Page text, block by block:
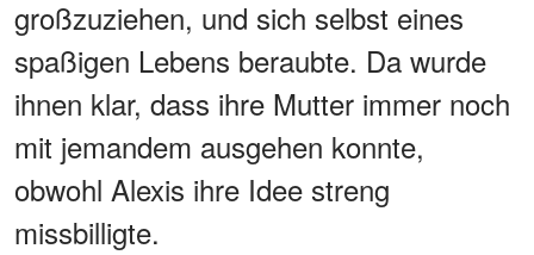
großzuziehen, und sich selbst eines
spaßigen Lebens beraubte. Da wurde
ihnen klar, dass ihre Mutter immer noch
mit jemandem ausgehen konnte,
obwohl Alexis ihre Idee streng
missbilligte.